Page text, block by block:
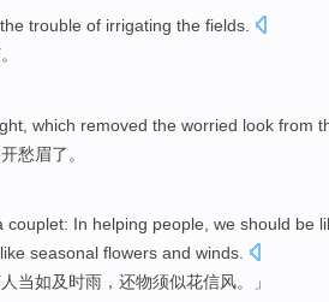
the trouble of irrigating the fields.
。
which removed the worried look from
愁眉了。
couplet: In helping people, we should be
seasonal flowers and winds.
人当如及时雨 ，还物须似花信风。」